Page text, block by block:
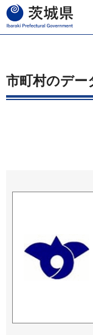
茨城県
市町村のデー